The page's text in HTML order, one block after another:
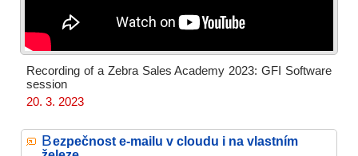
Recording of a Zebra Sales Academy 2023: GFI Software
session
20. 3. 2023
Bezpečnost e-mailu v cloudu i na vlastním